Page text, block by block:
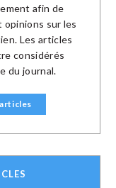
afin de
sur les
Les articles
considérés
du journal.